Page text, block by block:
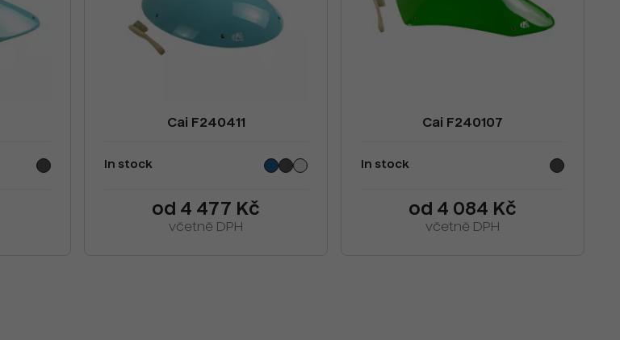
Cai F240411
In stock
od 4 477 Kč
včetně DPH
Cai F240107
In stock
od 4 084 Kč
včetně DPH